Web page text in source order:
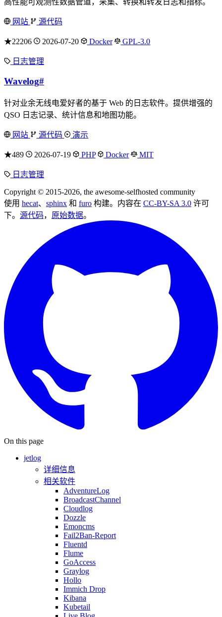
高性能可观测性数据管道，采集、转换和转发日志和指标。
网站 源代码
★22206 2026-07-20 Docker GPL-3.0
日志管理
Wavelog#
针对业余无线电爱好者的基于 Web 的日志软件。提供增强的
QSO 日志记录、统计信息和地图功能。
网站 源代码 演示
★489 2026-07-19 PHP Docker MIT
日志管理
Copyright © 2015-2026, the awesome-selfhosted community
使用 hecat、 sphinx 和 furo 构建。内容在 CC-BY-SA 3.0 许可
下。 源代码， 原始数据。
On this page
jetlog
详细信息
相关软件
AdventureLog
BroadcastChannel
Cloudlog
Dozzle
Emoncms
Fail2Ban-Report
Fluentd
Flume
GoAccess
Graylog
Hollo
Immich Drop
Kibana
Kubetail